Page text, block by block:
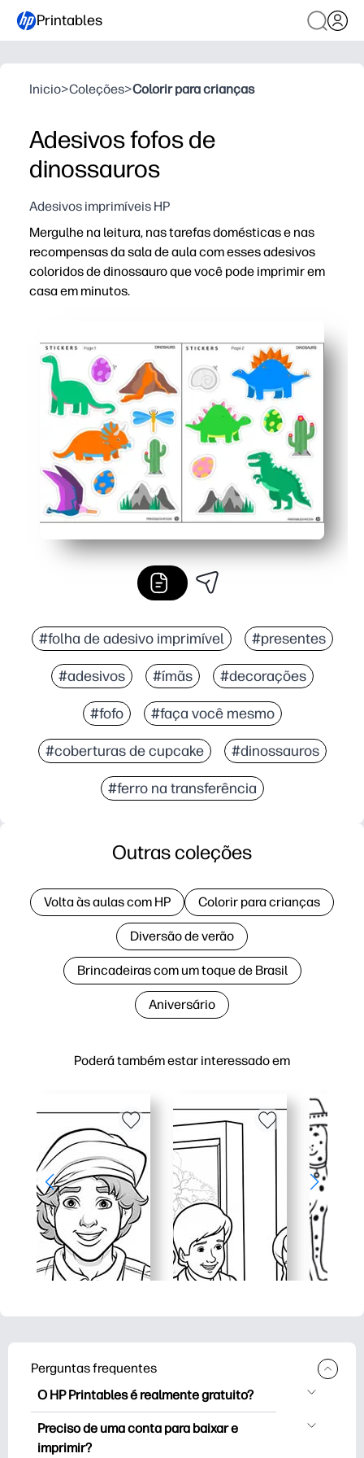
Printables
Inicio>Coleções>Colorir para crianças
Adesivos fofos de
dinossauros
Adesivos imprimíveis HP
Mergulhe na leitura, nas tarefas domésticas e nas
recompensas da sala de aula com esses adesivos
coloridos de dinossauro que você pode imprimir em
casa em minutos.
Engajamento aprovado por crianças: dinossauros
Super versátil — perfeito para tabelas de
Materiais flexíveis: imprima em papel adesivo, folhas
#folha de adesivo imprimível #presentes
#adesivos #ímãs #decorações
#fofo #faça você mesmo
#coberturas de cupcake #dinossauros
#ferro na transferência
Poderá também estar interessado em
Outras coleções
Volta às aulas com HP Colorir para crianças
Diversão de verão
Brincadeiras com um toque de Brasil
Aniversário
Perguntas frequentes
O HP Printables é realmente gratuito?
O HP Printables oferece mais de 2,500
impressoras gratuitas para baixar e
Preciso de uma conta para baixar e
imprimir?